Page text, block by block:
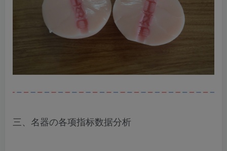
三、名器の各项指标数据分析